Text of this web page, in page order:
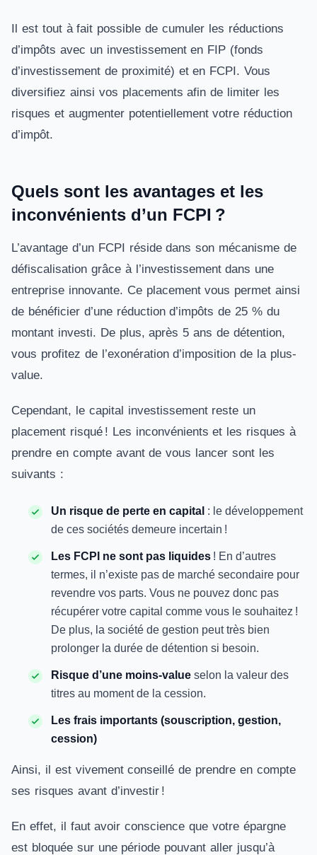
Il est tout à fait possible de cumuler les réductions
d’impôts avec un investissement en FIP (fonds
d’investissement de proximité) et en FCPI. Vous
diversifiez ainsi vos placements afin de limiter les
risques et augmenter potentiellement votre réduction
d’impôt.
Quels sont les avantages et les
inconvénients d’un FCPI ?
L’avantage d’un FCPI réside dans son mécanisme de
défiscalisation grâce à l’investissement dans une
entreprise innovante. Ce placement vous permet ainsi
de bénéficier d’une réduction d’impôts de 25 % du
montant investi. De plus, après 5 ans de détention,
vous profitez de l’exonération d’imposition de la plus-
value.
Cependant, le capital investissement reste un
placement risqué ! Les inconvénients et les risques à
prendre en compte avant de vous lancer sont les
suivants :
Un risque de perte en capital : le développement
de ces sociétés demeure incertain !
Les FCPI ne sont pas liquides ! En d’autres
termes, il n’existe pas de marché secondaire pour
revendre vos parts. Vous ne pouvez donc pas
récupérer votre capital comme vous le souhaitez !
De plus, la société de gestion peut très bien
prolonger la durée de détention si besoin.
Risque d’une moins-value selon la valeur des
titres au moment de la cession.
Les frais importants (souscription, gestion,
cession)
Ainsi, il est vivement conseillé de prendre en compte
ses risques avant d’investir !
En effet, il faut avoir conscience que votre épargne
est bloquée sur une période pouvant aller jusqu’à